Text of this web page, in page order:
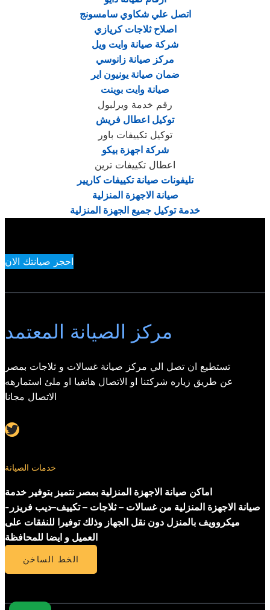
اتصل علي شكاوي سامسونج
اصلاح ثلاجات كريازي
شركة صيانة وايت ويل
مركز صيانة زانوسي
ضمان صيانة يونيون اير
صيانة وايت بوينت
رقم خدمة ويرلبول
توكيل اعطال فريش
توكيل تكييفات باور
شركة اجهزة بيكو
اعطال تكييفات ترين
تليفونات صيانة تكييفات كاريير
صيانة الاجهزة المنزلية
خدمة توكيل جميع الجهزة المنزلية
احجز صيانتك الان
مركز الصيانة المعتمد
تستطيع ان تصل الي مركز صيانة غسالات و ثلاجات بمصر
عن طريق زياره شركتنا او الاتصال هاتفيا او ملئ استمارهه
الاتصال مجانا
Twitter
خدمات الصيانة
اماكن صيانة الاجهزة المنزلية بمصر نتميز بتوفير خدمة
صيانة الاجهزة المنزلية من غسالات – ثلاجات – تكييف–ديب فريزر-
ميكروويف بالمنزل دون نقل الجهاز وذلك توفيرا للنفقات على
العميل و ايضا للمحافظة
الخط الساخن